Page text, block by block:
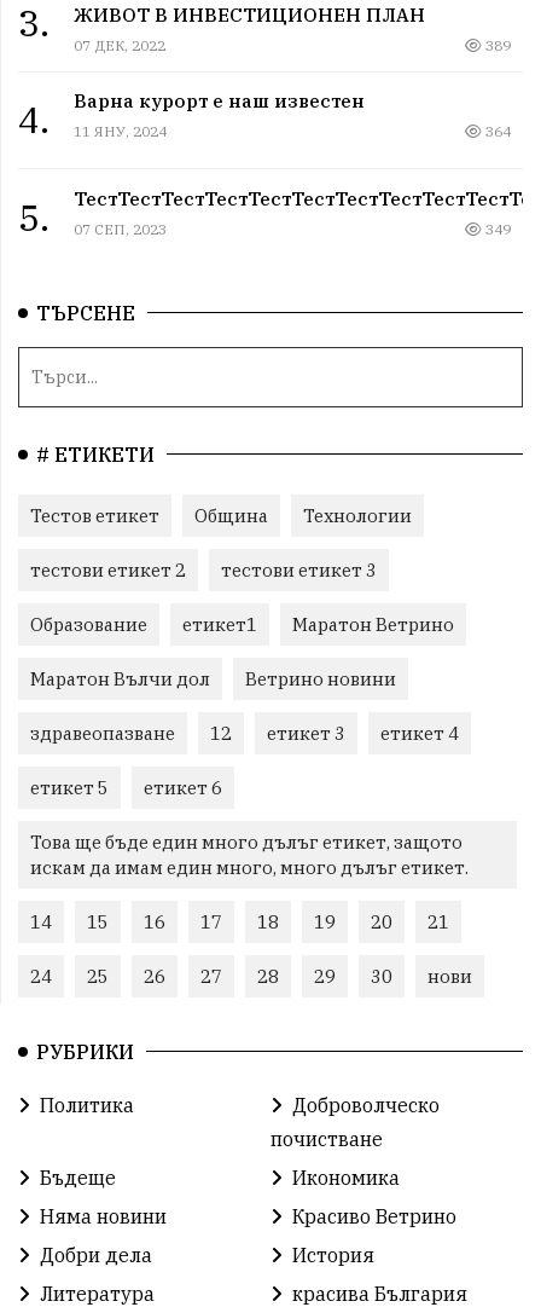
3.
ЖИВОТ В ИНВЕСТИЦИОНЕН ПЛАН
07 ДЕК, 2022 389
4. Варна курорт е наш известен
11 ЯНУ, 2024 364
5. 07 СЕП, 2023 349
ТЪРСЕНЕ
# ЕТИКЕТИ
Тестов етикет Община Технологии
тестови етикет 2 тестови етикет 3
Образование етикет1 Маратон Ветрино
Маратон Вълчи дол Ветрино новини
здравеопазване 12 етикет 3 етикет 4
етикет 5 етикет 6
Това ще бъде един много дълъг етикет, защото
искам да имам един много, много дълъг етикет.
14 15 16 17 18 19 20 21
24 25 26 27 28 29 30 нови
РУБРИКИ
Политика
Доброволческо
почистване
Бъдеще
Икономика
Няма новини
Красиво Ветрино
Добри дела
История
Литература
красива България